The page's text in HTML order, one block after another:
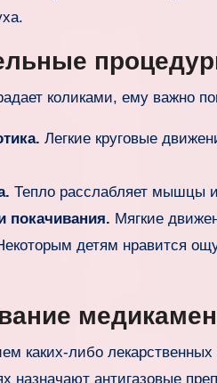
коликами, ему важно
Легкие круговые
Тепло расслабляет мышцы
покачивания. Мягкие
детям нравится
каких-либо
назначают антигазовые